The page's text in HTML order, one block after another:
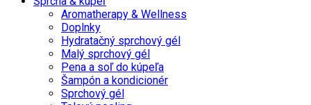
Aromatherapy & Wellness
Doplnky
Hydratačný sprchový gél
Malý sprchový gél
Pena a soľ do kúpeľa
Šampón a kondicionér
Sprchový gél